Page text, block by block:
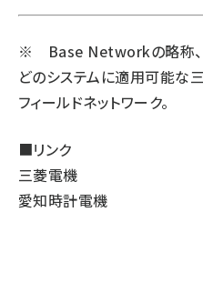
※ Base Networkの略称、
どのシステムに適用可能な
フィールドネットワーク。
■リンク
三菱電機
愛知時計電機